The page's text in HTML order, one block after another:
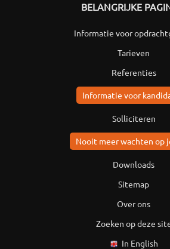
BELANGRIJKE
Informatie voor
Tarieven
Referenties
Informatie voor
Solliciteren
Nooit meer wachten op
Downloads
Sitemap
Over ons
Zoeken op deze
In English